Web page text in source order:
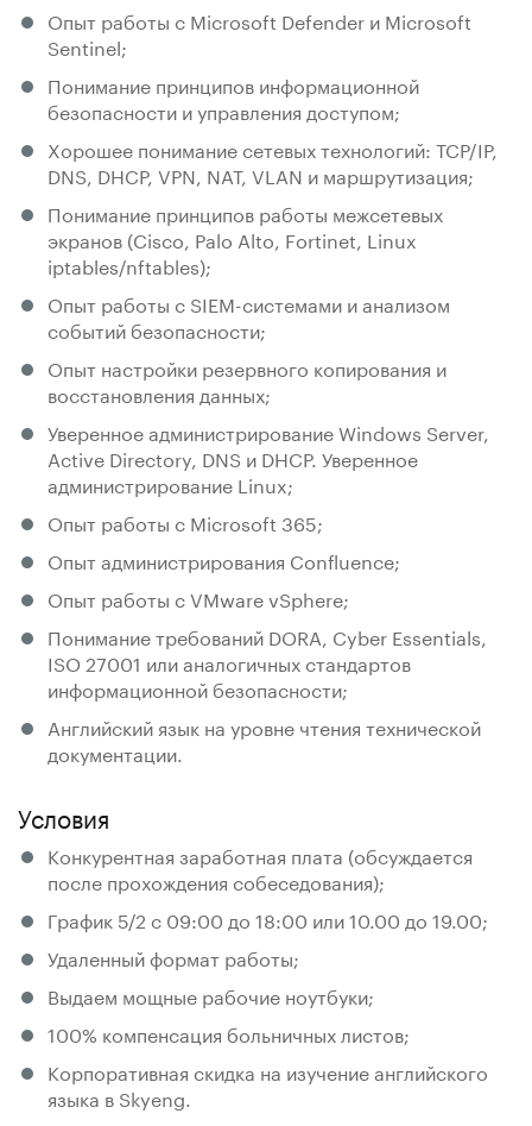
Опыт работы с Microsoft Defender и Microsoft
Sentinel;
Понимание принципов информационной
безопасности и управления доступом;
Хорошее понимание сетевых технологий: TCP/IP,
DNS, DHCP, VPN, NAT, VLAN и маршрутизация;
Понимание принципов работы межсетевых
экранов (Cisco, Palo Alto, Fortinet, Linux
iptables/nftables);
Опыт работы с SIEM-системами и анализом
событий безопасности;
Опыт настройки резервного копирования и
восстановления данных;
Уверенное администрирование Windows Server,
Active Directory, DNS и DHCP. Уверенное
администрирование Linux;
Опыт работы с Microsoft 365;
Опыт администрирования Confluence;
Опыт работы с VMware vSphere;
Понимание требований DORA, Cyber Essentials,
ISO 27001 или аналогичных стандартов
информационной безопасности;
Английский язык на уровне чтения технической
документации.
Условия
Конкурентная заработная плата (обсуждается
после прохождения собеседования);
График 5/2 c 09:00 до 18:00 или 10.00 до 19.00;
Удаленный формат работы;
Выдаем мощные рабочие ноутбуки;
100% компенсация больничных листов;
Корпоративная скидка на изучение английского
языка в Skyeng.